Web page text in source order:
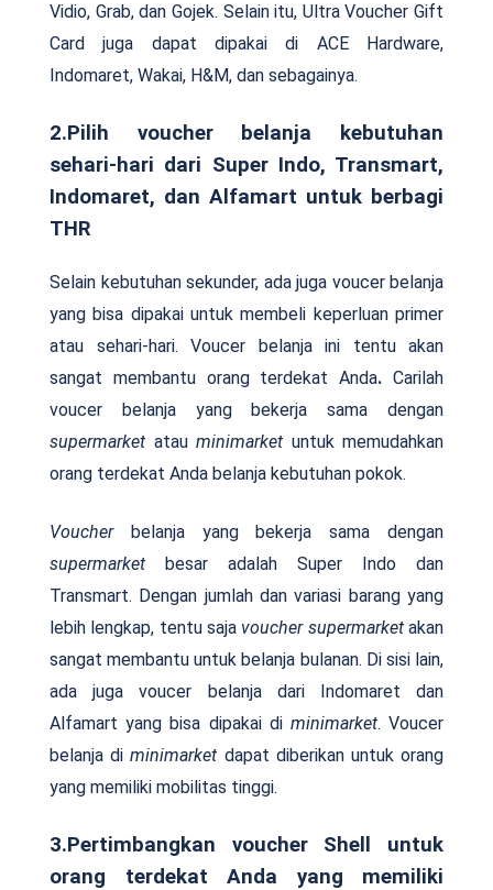
Vidio, Grab, dan Gojek. Selain itu, Ultra Voucher Gift
Card juga dapat dipakai di ACE Hardware,
Indomaret, Wakai, H&M, dan sebagainya.
2.Pilih voucher belanja kebutuhan
sehari-hari dari Super Indo, Transmart,
Indomaret, dan Alfamart untuk berbagi
THR
Selain kebutuhan sekunder, ada juga voucer belanja
yang bisa dipakai untuk membeli keperluan primer
atau sehari-hari. Voucer belanja ini tentu akan
sangat membantu orang terdekat Anda.Carilah
voucer belanja yang bekerja sama dengan
supermarket atau minimarket untuk memudahkan
orang terdekat Anda belanja kebutuhan pokok.
Voucher belanja yang bekerja sama dengan
supermarket besar adalah Super Indo dan
Transmart. Dengan jumlah dan variasi barang yang
lebih lengkap, tentu saja voucher supermarketakan
sangat membantu untuk belanja bulanan. Di sisi lain,
ada juga voucer belanja dari Indomaret dan
Alfamart yang bisa dipakai di minimarket. Voucer
belanja diminimarket dapat diberikan untuk orang
yang memiliki mobilitas tinggi.
3.Pertimbangkan voucher Shell untuk
orang terdekat Anda yang memiliki